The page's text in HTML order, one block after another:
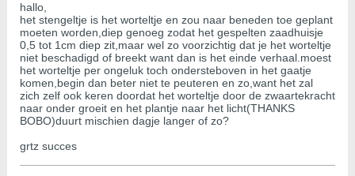
hallo,
het stengeltje is het worteltje en zou naar beneden toe geplant
moeten worden,diep genoeg zodat het gespelten zaadhuisje
0,5 tot 1cm diep zit,maar wel zo voorzichtig dat je het worteltje
niet beschadigd of breekt want dan is het einde verhaal.moest
het worteltje per ongeluk toch ondersteboven in het gaatje
komen,begin dan beter niet te peuteren en zo,want het zal
zich zelf ook keren doordat het worteltje door de zwaartekracht
naar onder groeit en het plantje naar het licht(THANKS
BOBO)duurt mischien dagje langer of zo?
grtz succes